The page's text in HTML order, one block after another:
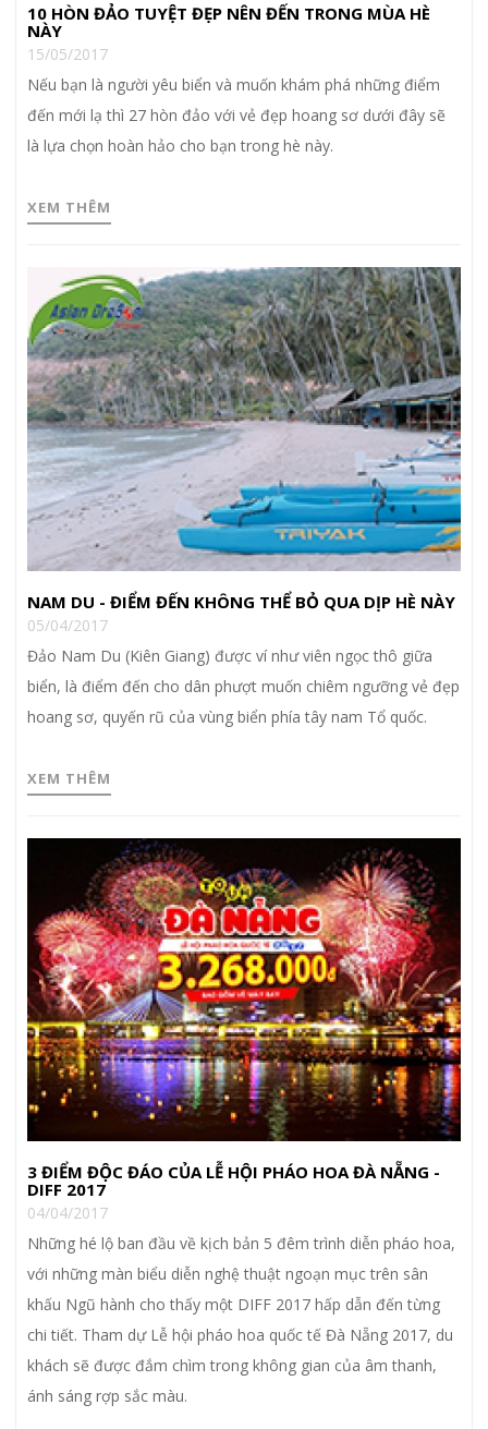
10 HÒN ĐẢO TUYỆT ĐẸP NÊN ĐẾN TRONG MÙA HÈ
NÀY
15/05/2017
Nếu bạn là người yêu biển và muốn khám phá những điểm
đến mới lạ thì 27 hòn đảo với vẻ đẹp hoang sơ dưới đây sẽ
là lựa chọn hoàn hảo cho bạn trong hè này.
XEM THÊM
NAM DU - ĐIỂM ĐẾN KHÔNG THỂ BỎ QUA DỊP HÈ NÀY
05/04/2017
Đảo Nam Du (Kiên Giang) được ví như viên ngọc thô giữa
biển, là điểm đến cho dân phượt muốn chiêm ngưỡng vẻ đẹp
hoang sơ, quyến rũ của vùng biển phía tây nam Tổ quốc.
XEM THÊM
3 ĐIỂM ĐỘC ĐÁO CỦA LỄ HỘI PHÁO HOA ĐÀ NẴNG -
DIFF 2017
04/04/2017
Những hé lộ ban đầu về kịch bản 5 đêm trình diễn pháo hoa,
với những màn biểu diễn nghệ thuật ngoạn mục trên sân
khấu Ngũ hành cho thấy một DIFF 2017 hấp dẫn đến từng
chi tiết. Tham dự Lễ hội pháo hoa quốc tế Đà Nẵng 2017, du
khách sẽ được đắm chìm trong không gian của âm thanh,
ánh sáng rợp sắc màu.